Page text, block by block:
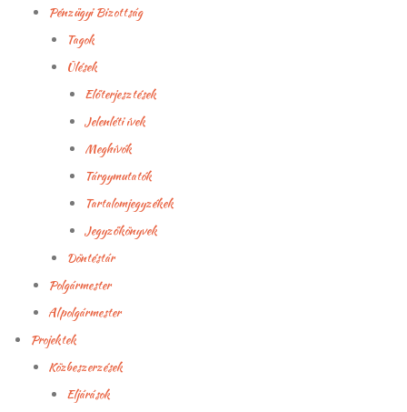
Pénzügyi Bizottság
Tagok
Ülések
Előterjesztések
Jelenléti ívek
Meghívók
Tárgymutatók
Tartalomjegyzékek
Jegyzőkönyvek
Döntéstár
Polgármester
Alpolgármester‎
Projektek
Közbeszerzések
Eljárások